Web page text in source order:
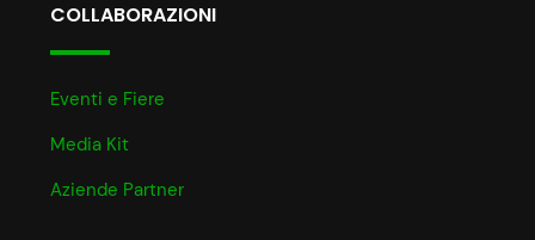
COLLABORAZIONI
Eventi e Fiere
Media Kit
Aziende Partner